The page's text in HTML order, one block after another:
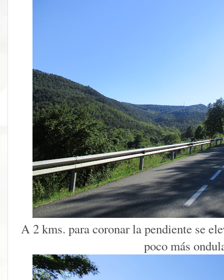
A 2 kms. para coronar la pendiente se
poco más